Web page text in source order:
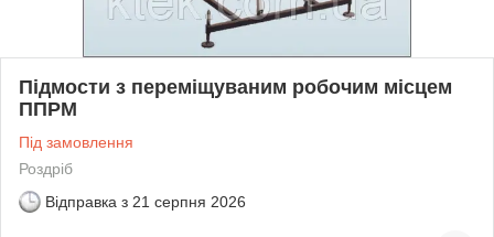
Підмости з переміщуваним робочим місцем
ППРМ
Під замовлення
Роздріб
Відправка з 21 серпня 2026